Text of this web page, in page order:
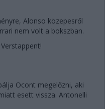
Alonso közepesről
nem volt a bokszban.
Ocont megelőzni, aki
esett vissza. Antonelli